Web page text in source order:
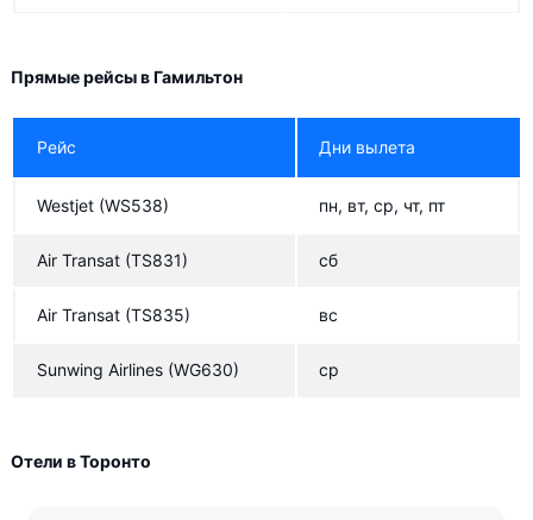
Прямые рейсы в Гамильтон
Рейс Дни вылета
Westjet (WS538) пн, вт, ср, чт, пт
Air Transat (TS831) сб
Air Transat (TS835) вс
Sunwing Airlines (WG630) ср
Отели в Торонто